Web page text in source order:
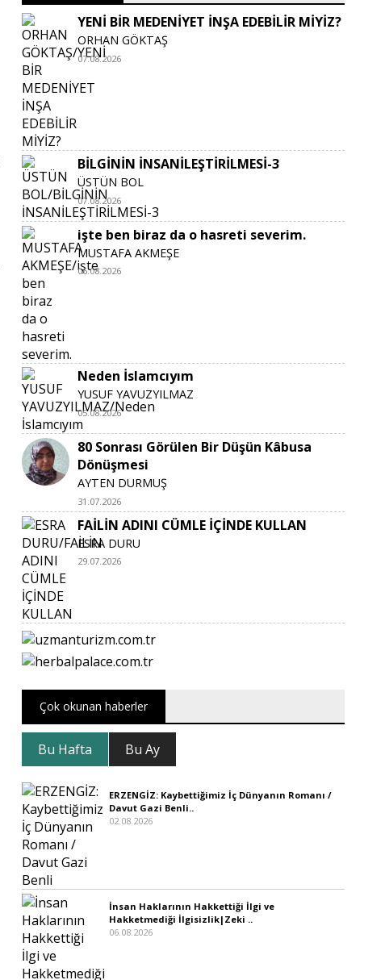
YENİ BİR MEDENİYET İNŞA EDEBİLİR MİYİZ?
ORHAN GÖKTAŞ
07.08.2026
BİLGİNİN İNSANİLEŞTİRİLMESİ-3
ÜSTÜN BOL
07.08.2026
işte ben biraz da o hasreti severim.
MUSTAFA AKMEŞE
06.08.2026
Neden İslamcıyım
YUSUF YAVUZYILMAZ
05.08.2026
80 Sonrası Görülen Bir Düşün Kâbusa
Dönüşmesi
AYTEN DURMUŞ
31.07.2026
FAİLİN ADINI CÜMLE İÇİNDE KULLAN
ESRA DURU
29.07.2026
Çok okunan haberler
Bu Hafta Bu Ay
ERZENGİZ: Kaybettiğimiz İç Dünyanın Romanı /
Davut Gazi Benli..
02.08.2026
İnsan Haklarının Hakkettiği İlgi ve
Hakketmediği İlgisizlik|Zeki ..
06.08.2026